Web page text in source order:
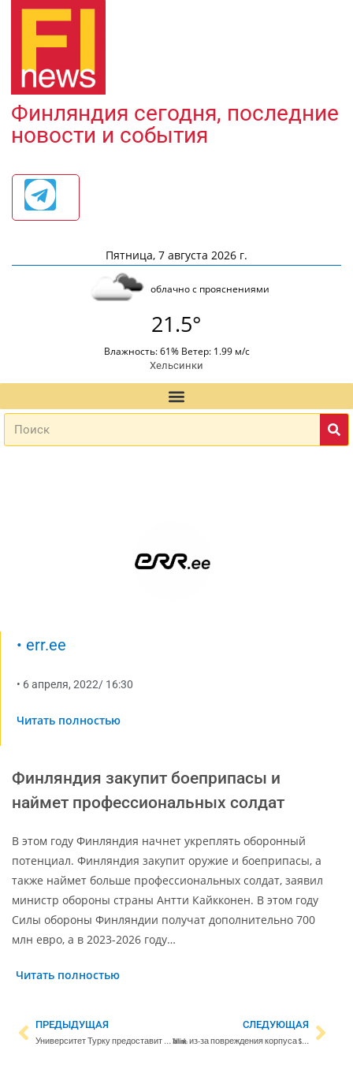
Финляндия сегодня, последние
новости и события
Пятница, 7 августа 2026 г.
облачно с прояснениями
21.5°
Влажность: 61% Ветер: 1.99 м/с
Хельсинки
• err.ee
• 6 апреля, 2022/ 16:30
Читать полностью
Финляндия закупит боеприпасы и
наймет профессиональных солдат
В этом году Финляндия начнет укреплять оборонный
потенциал. Финляндия закупит оружие и боеприпасы, а
также наймет больше профессиональных солдат, заявил
министр обороны страны Антти Кайкконен. В этом году
Силы обороны Финляндии получат дополнительно 700
млн евро, а в 2023-2026 году…
Читать полностью
ПРЕДЫДУЩАЯ
Университет Турку предоставит учебные места беженцам из Украины
СЛЕДУЮЩАЯ
Tallink: из-за повреждения корпуса Silja Europa маршрут Таллинн-Хельсинки обслуживает Victoria